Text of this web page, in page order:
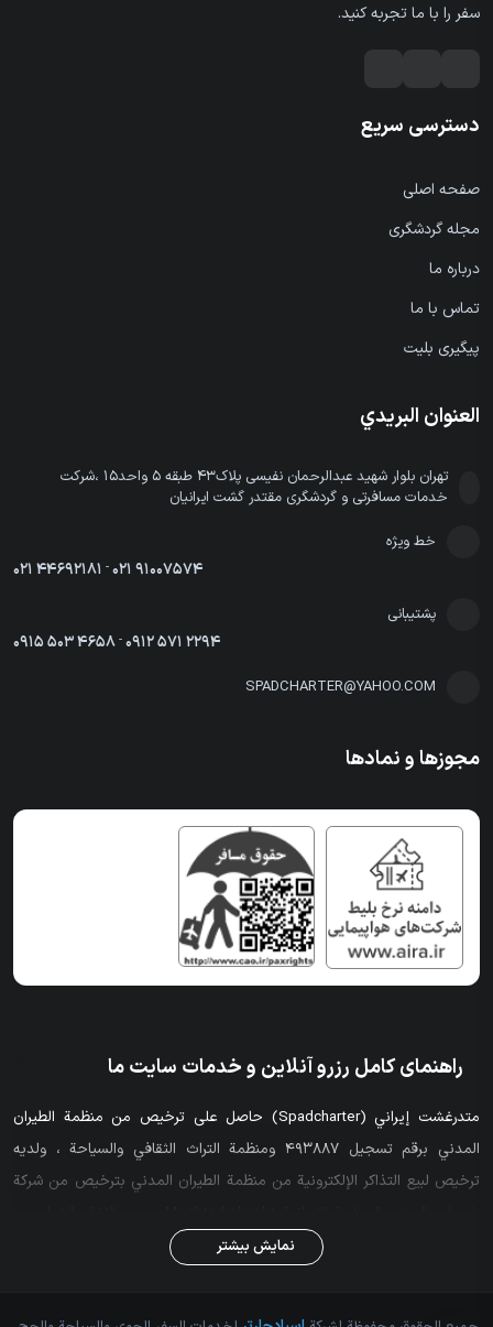
سفر را با ما تجربه کنید.
دسترسی سریع
صفحه اصلی
مجله گردشگری
درباره ما
تماس با ما
پیگیری بلیت
العنوان البريدي
تهران بلوار شهید عبدالرحمان نفیسی پلاک43 طبقه 5 واحد15 ،شرکت
خدمات مسافرتی و گردشگری مقتدر گشت ایرانیان
خط ویژه
021 44692181 -021 91007574
پشتیبانی
0915 503 4658-0912 571 2294
SPADCHARTER@YAHOO.COM
مجوزها و نمادها
راهنمای کامل رزرو آنلاین و خدمات سایت ما
متدرغشت إيراني (Spadcharter) حاصل على ترخيص من منظمة الطيران
المدني برقم تسجيل 493887 ومنظمة التراث الثقافي والسياحة ، ولديه
ترخيص لبيع التذاكر الإلكترونية من منظمة الطيران المدني بترخيص من شركة
Spadcharter ، أكبر وكالة طيران في غرب طهران ، الموقع الأكثر شمولاً لشراء
نمایش بیشتر